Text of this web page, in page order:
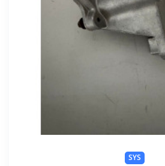
SYS